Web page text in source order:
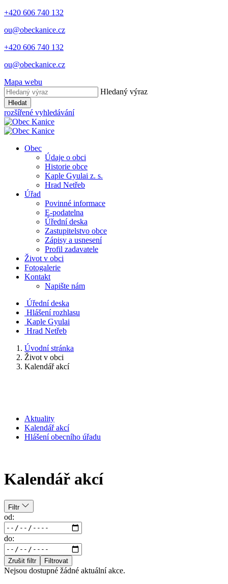
+420 606 740 132
ou@obeckanice.cz
+420 606 740 132
ou@obeckanice.cz
Mapa webu
Hledaný výraz
Hledat
rozšířené vyhledávání
Obec
Údaje o obci
Historie obce
Kaple Gyulai z. s.
Hrad Netřeb
Úřad
Povinné informace
E-podatelna
Úřední deska
Zastupitelstvo obce
Zápisy a usnesení
Profil zadavatele
Život v obci
Fotogalerie
Kontakt
Napište nám
Úřední deska
Hlášení rozhlasu
Kaple Gyulai
Hrad Netřeb
Úvodní stránka
Život v obci
Kalendář akcí
Aktuality
Kalendář akcí
Hlášení obecního úřadu
Kalendář akcí
Filtr
od:
do:
Zrušit filtr Filtrovat
Nejsou dostupné žádné aktuální akce.